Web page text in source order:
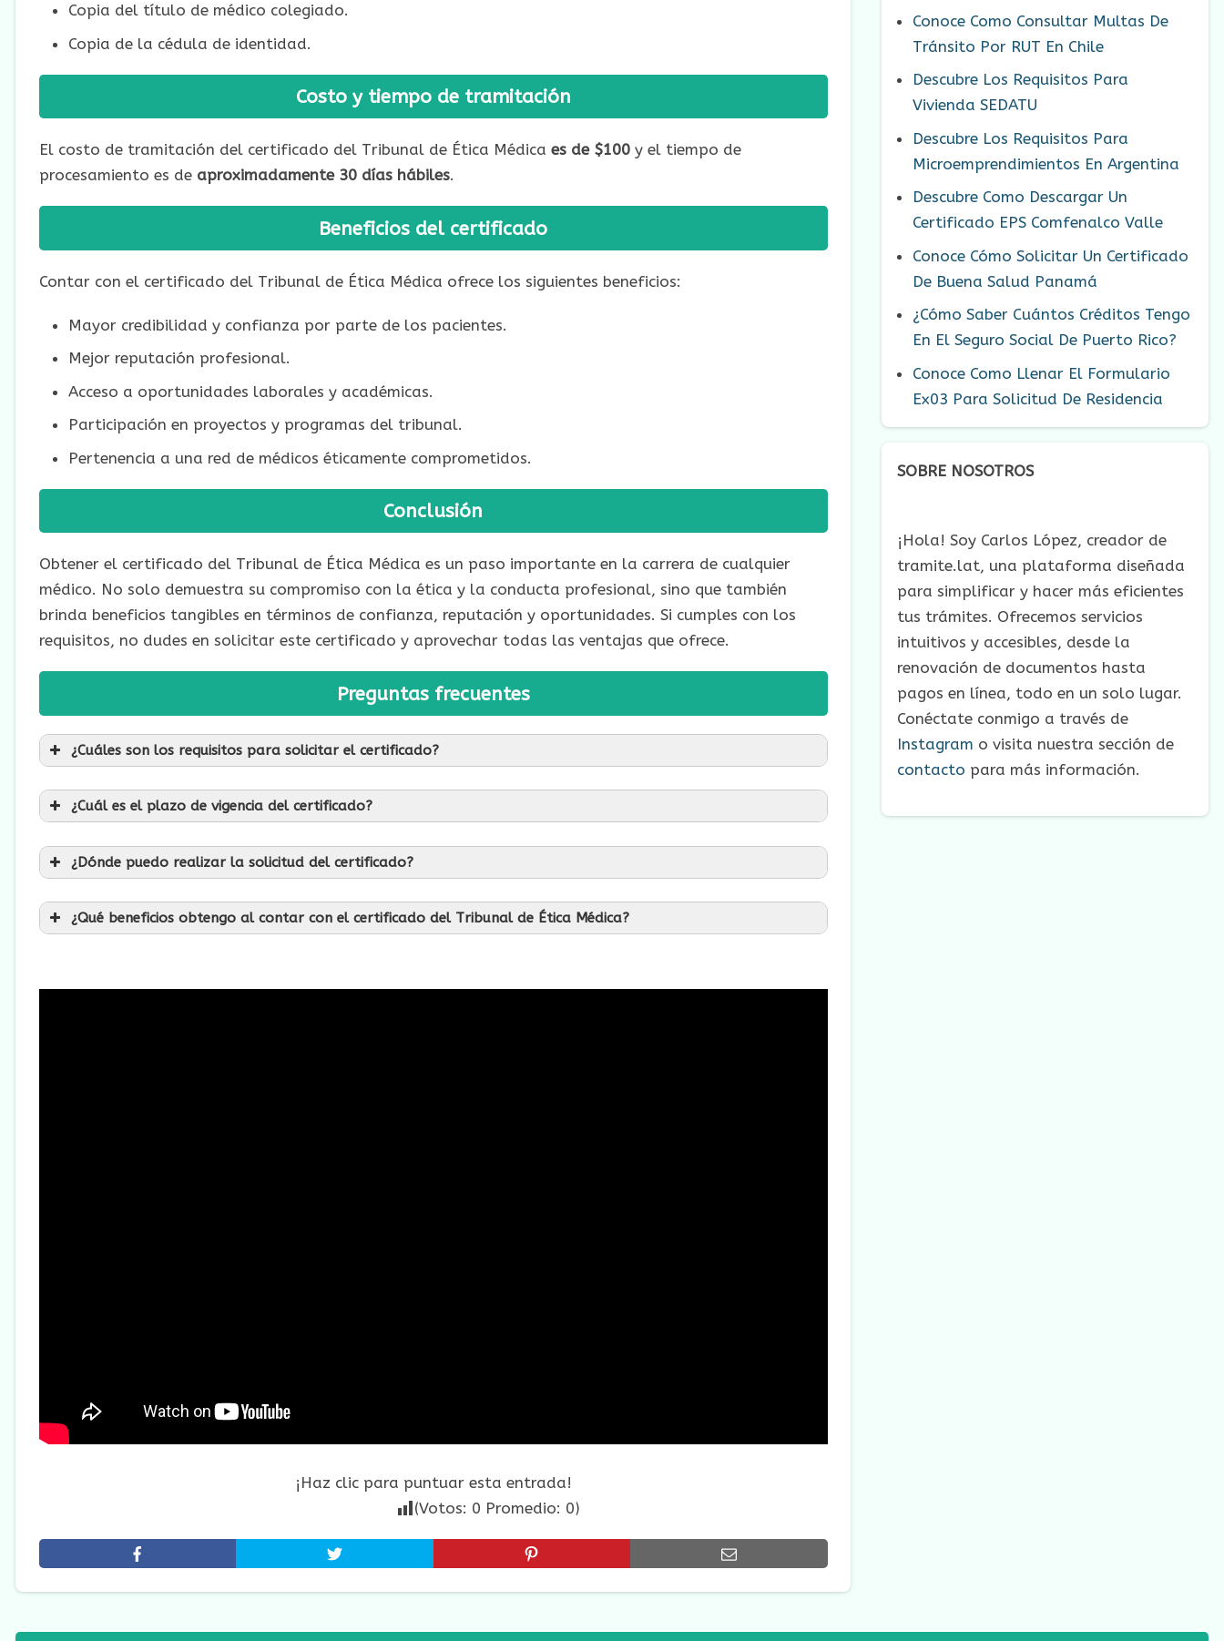
Copia del título de médico colegiado.
Copia de la cédula de identidad.
Costo y tiempo de tramitación
El costo de tramitación del certificado del Tribunal de Ética Médica es de $100y el tiempo de
procesamiento es de aproximadamente 30 días hábiles.
Beneficios del certificado
Contar con el certificado del Tribunal de Ética Médica ofrece los siguientes beneficios:
Mayor credibilidad y confianza por parte de los pacientes.
Mejor reputación profesional.
Acceso a oportunidades laborales y académicas.
Participación en proyectos y programas del tribunal.
Pertenencia a una red de médicos éticamente comprometidos.
Conclusión
Obtener el certificado del Tribunal de Ética Médica es un paso importante en la carrera de cualquier
médico. No solo demuestra su compromiso con la ética y la conducta profesional, sino que también
brinda beneficios tangibles en términos de confianza, reputación y oportunidades. Si cumples con los
requisitos, no dudes en solicitar este certificado y aprovechar todas las ventajas que ofrece.
Preguntas frecuentes
¿Cuáles son los requisitos para solicitar el certificado?
¿Cuál es el plazo de vigencia del certificado?
¿Dónde puedo realizar la solicitud del certificado?
¿Qué beneficios obtengo al contar con el certificado del Tribunal de Ética Médica?
¡Haz clic para puntuar esta entrada!
(Votos: 0 Promedio: 0)
Conoce Como Consultar Multas De
Tránsito Por RUT En Chile
Descubre Los Requisitos Para
Vivienda SEDATU
Descubre Los Requisitos Para
Microemprendimientos En Argentina
Descubre Como Descargar Un
Certificado EPS Comfenalco Valle
Conoce Cómo Solicitar Un Certificado
De Buena Salud Panamá
¿Cómo Saber Cuántos Créditos Tengo
En El Seguro Social De Puerto Rico?
Conoce Como Llenar El Formulario
Ex03 Para Solicitud De Residencia
SOBRE NOSOTROS
¡Hola! Soy Carlos López, creador de
tramite.lat, una plataforma diseñada
para simplificar y hacer más eficientes
tus trámites. Ofrecemos servicios
intuitivos y accesibles, desde la
renovación de documentos hasta
pagos en línea, todo en un solo lugar.
Conéctate conmigo a través de
Instagram o visita nuestra sección de
contacto para más información.